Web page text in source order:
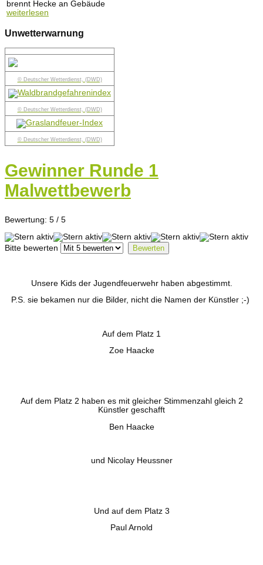
brennt Hecke an Gebäude
weiterlesen
Unwetterwarnung
© Deutscher Wetterdienst, (DWD)
© Deutscher Wetterdienst, (DWD)
© Deutscher Wetterdienst, (DWD)
Gewinner Runde 1
Malwettbewerb
Bewertung: 5 / 5
Bitte bewerten
Unsere Kids der Jugendfeuerwehr haben abgestimmt.
P.S. sie bekamen nur die Bilder, nicht die Namen der Künstler ;-)
Auf dem Platz 1
Zoe Haacke
Auf dem Platz 2 haben es mit gleicher Stimmenzahl gleich 2
Künstler geschafft
Ben Haacke
und Nicolay Heussner
Und auf dem Platz 3
Paul Arnold